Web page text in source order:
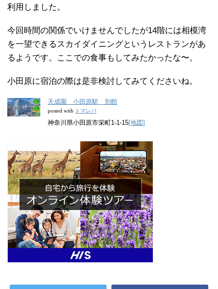
利用しました。
今回時間の関係でいけませんでしたが14階には相模湾
を一望できるスカイダイニングというレストランがあ
るようです。ここでの食事もしてみたかったな〜。
小田原に宿泊の際は是非検討してみてくださいね。
天成園 小田原駅 別館
posted with トマレバ
神奈川県小田原市栄町1-1-15[地図]